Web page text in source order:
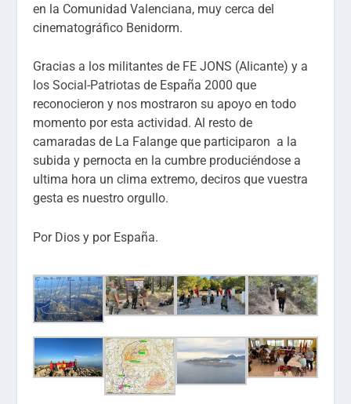
en la Comunidad Valenciana, muy cerca del
cinematográfico Benidorm.
Gracias a los militantes de FE JONS (Alicante) y a
los Social-Patriotas de España 2000 que
reconocieron y nos mostraron su apoyo en todo
momento por esta actividad. Al resto de
camaradas de La Falange que participaron a la
subida y pernocta en la cumbre produciéndose a
ultima hora un clima extremo, deciros que vuestra
gesta es nuestro orgullo.
Por Dios y por España.